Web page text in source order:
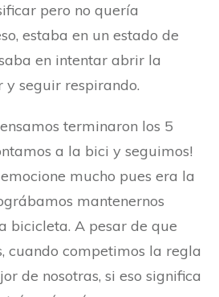
pero no quería
estaba en un estado de
en intentar abrir la
seguir respirando.
terminaron los 5
a la bici y seguimos!
mucho pues era la
mantenernos
bicicleta. A pesar de que
cuando competimos la regla
de nosotras, si eso significa